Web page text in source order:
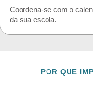
Coordena-se com o
da sua escola.
POR QUE